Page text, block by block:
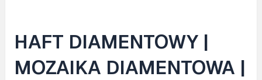
HAFT DIAMENTOWY |
MOZAIKA DIAMENTOWA |